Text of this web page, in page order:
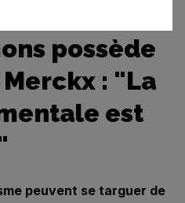
possède
: "La
est
peuvent se targuer de